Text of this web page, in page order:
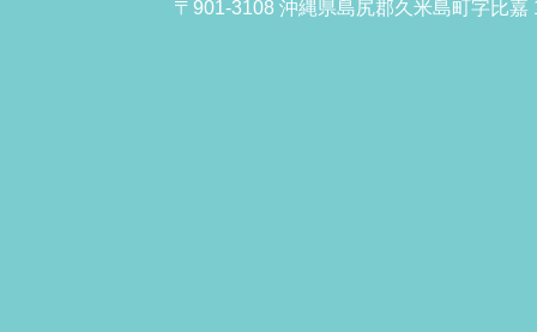
〒901-3108 沖縄県島尻郡久米島町字比嘉